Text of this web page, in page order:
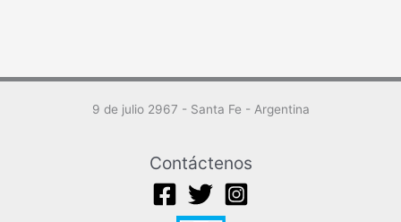
9 de julio 2967 - Santa Fe - Argentina
Contáctenos